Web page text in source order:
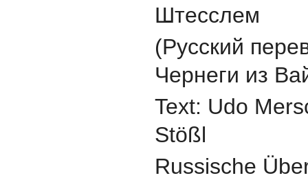
Штесслем
(Русский
Чернеги из
Text: Udo
Stößl
Russische